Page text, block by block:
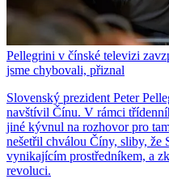
Pellegrini v čínské televizi
jsme chybovali, přiznal
Slovenský prezident Peter
navštívil Čínu. V rámci
jiné kývnul na rozhovor pro
nešetřil chválou Číny, sliby, že
vynikajícím prostředníkem, a
revoluci.